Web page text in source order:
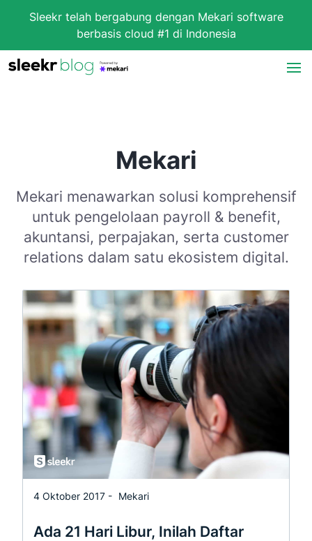
Sleekr telah bergabung dengan Mekari software
berbasis cloud #1 di Indonesia
Mekari
Mekari menawarkan solusi komprehensif
untuk pengelolaan payroll & benefit,
akuntansi, perpajakan, serta customer
relations dalam satu ekosistem digital.
4 Oktober 2017 - Mekari
Ada 21 Hari Libur, Inilah Daftar